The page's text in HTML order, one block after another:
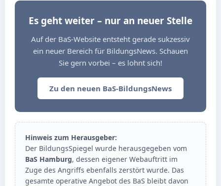
Es geht weiter – nur an neuer Stelle
Auf der BaS-Website entsteht gerade sukzessiv
ein neuer Bereich für BildungsNews. Schauen
Sie gern vorbei – es lohnt sich!
Zu den neuen BaS-BildungsNews
Hinweis zum Herausgeber:
Der BildungsSpiegel wurde herausgegeben vom
BaS Hamburg, dessen eigener Webauftritt im
Zuge des Angriffs ebenfalls zerstört wurde. Das
gesamte operative Angebot des BaS bleibt davon